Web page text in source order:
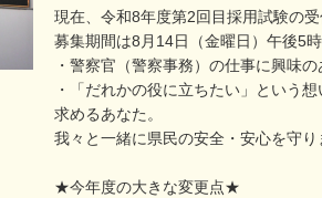
現在、令和8年度第2回目採用試験の受
募集期間は8月14日（金曜日）午後5時
・警察官（警察事務）の仕事に興味の
・「だれかの役に立ちたい」という
求めるあなた。
我々と一緒に県民の安全・安心を守り
★今年度の大きな変更点★